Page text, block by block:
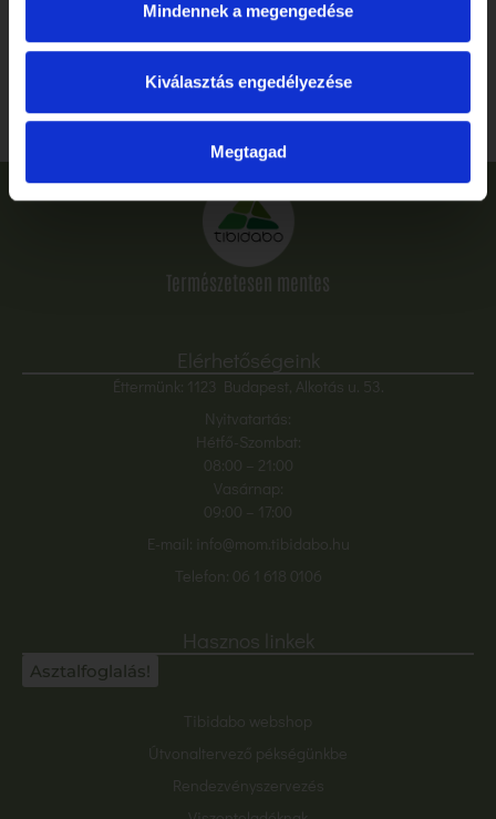
Mindennek a megengedése
Kiválasztás engedélyezése
Megtagad
Ballagás, ahogyan megérdemled: ünnepelj stílusosan és
gluténmentesen a Tibidabóban
Természetesen mentes
Elérhetőségeink
Éttermünk: 1123 Budapest, Alkotás u. 53.
Nyitvatartás:
Hétfő-Szombat:
08:00
– 21:00
Vasárnap:
09:00 – 17:00
E-mail: info@mom.tibidabo.hu
Telefon: 06 1 618 0106
Hasznos linkek
Asztalfoglalás!
Tibidabo webshop
Útvonaltervező pékségünkbe
Rendezvényszervezés